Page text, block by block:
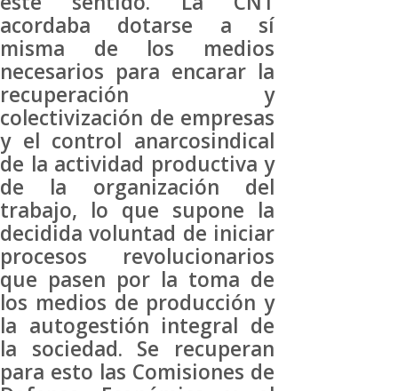
acordaba dotarse a sí
misma de los medios
necesarios para encarar la
recuperación y
colectivización de empresas
y el control anarcosindical
de la actividad productiva y
de la organización del
trabajo, lo que supone la
decidida voluntad de iniciar
procesos revolucionarios
que pasen por la toma de
los medios de producción y
la autogestión integral de
la sociedad. Se recuperan
para esto las Comisiones de